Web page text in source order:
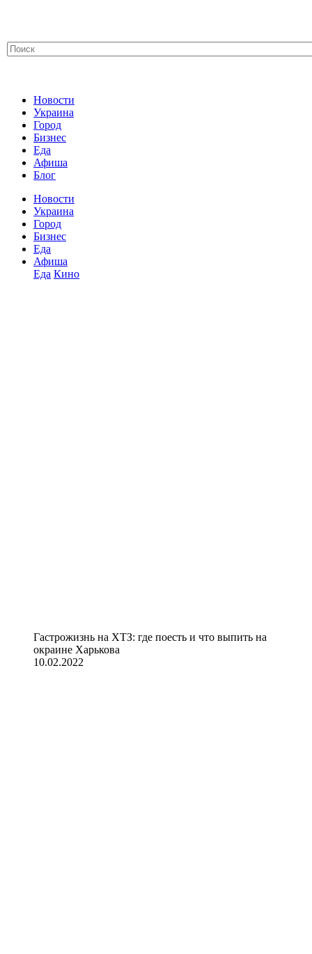
Новости
Украина
Город
Бизнес
Еда
Афиша
Блог
Новости
Украина
Город
Бизнес
Еда
Афиша
Еда Кино
Гастрожизнь на ХТЗ: где поесть и что выпить на
окраине Харькова
10.02.2022